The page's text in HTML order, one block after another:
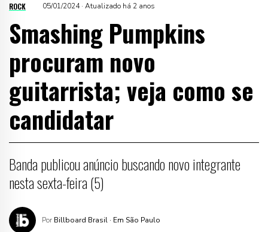
ROCK 05/01/2024 · Atualizado há 2 anos
Smashing Pumpkins
procuram novo
guitarrista; veja como se
candidatar
Banda publicou anúncio buscando novo integrante
nesta sexta-feira (5)
Por Billboard Brasil · Em São Paulo